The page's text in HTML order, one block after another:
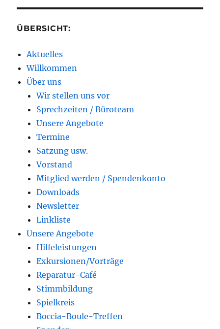
ÜBERSICHT:
Aktuelles
Willkommen
Über uns
Wir stellen uns vor
Sprechzeiten / Büroteam
Unsere Angebote
Termine
Satzung usw.
Vorstand
Mitglied werden / Spendenkonto
Downloads
Newsletter
Linkliste
Unsere Angebote
Hilfeleistungen
Exkursionen/Vorträge
Reparatur-Café
Stimmbildung
Spielkreis
Boccia-Boule-Treffen